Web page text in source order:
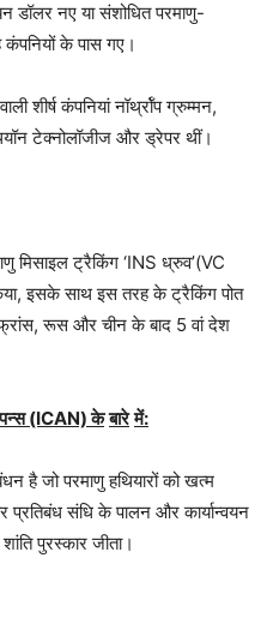
नए या संशोधित परमाणु-
कंपनियों के पास गए।
शीर्ष कंपनियां नॉर्थ्रॉप ग्रुम्मन,
टेक्नोलॉजीज और ड्रेपर थीं।
मिसाइल ट्रैकिंग ‘INS ध्रुव’(VC
इसके साथ इस तरह के ट्रैकिंग पोत
रूस और चीन के बाद 5 वां देश
(ICAN)के बारे में:
है जो परमाणु हथियारों को खत्म
प्रतिबंध संधि के पालन और कार्यान्वयन
पुरस्कार जीता।